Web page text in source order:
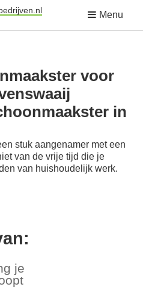
Menu
voor
in
stuk aangenamer met een
van de vrije tijd die je
van huishoudelijk werk.
je